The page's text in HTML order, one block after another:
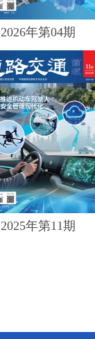
2026年第04期
2025年第11期